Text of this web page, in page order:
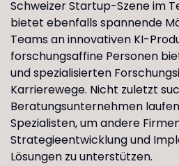
Schweizer Startup-Szene im
bietet ebenfalls spannende
Teams an innovativen KI-
forschungsaffine Personen
und spezialisierten
Karrierewege. Nicht zuletzt
Beratungsunternehmen
Spezialisten, um andere
Strategieentwicklung und
Lösungen zu unterstützen.